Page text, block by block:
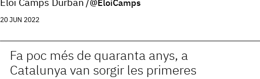
Eloi Camps Durban @EloiCamps
20 JUN 2022
Fa poc més de quaranta anys, a
Catalunya van sorgir les primeres